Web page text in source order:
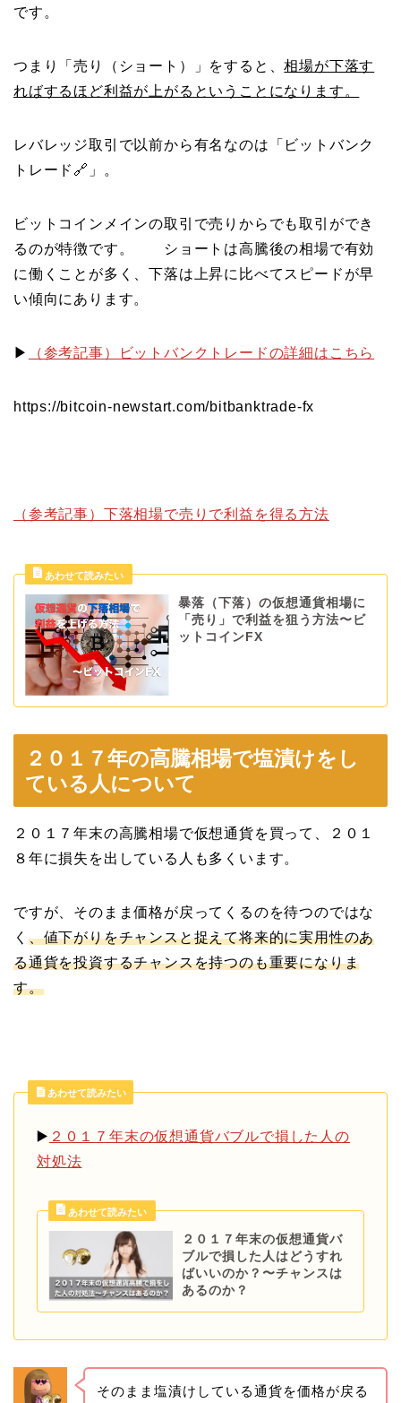
です。
つまり「売り（ショート）」をすると、相場が下落す
ればするほど利益が上がるということになります。
レバレッジ取引で以前から有名なのは「ビットバンク
トレード🔗」。
ビットコインメインの取引で売りからでも取引ができ
るのが特徴です。 ショートは高騰後の相場で有効
に働くことが多く、下落は上昇に比べてスピードが早
い傾向にあります。
▶ （参考記事）ビットバンクトレードの詳細はこちら
https://bitcoin-newstart.com/bitbanktrade-fx
（参考記事）下落相場で売りで利益を得る方法
暴落（下落）の仮想通貨相場に
「売り」で利益を狙う方法〜ビ
ットコインFX
２０１７年の高騰相場で塩漬けをし
ている人について
２０１７年末の高騰相場で仮想通貨を買って、２０１
８年に損失を出している人も多くいます。
ですが、そのまま価格が戻ってくるのを待つのではな
く 、値下がりをチャンスと捉えて将来的に実用性のあ
る通貨を投資するチャンスを持つのも重要になりま
す。
あわせて読みたい
▶️ ２０１７年末の仮想通貨バブルで損した人の
対処法
２０１７年末の仮想通貨バ
ブルで損した人はどうすれ
ばいいのか？〜チャンスは
あるのか？
そのまま塩漬けしている通貨を価格が戻る